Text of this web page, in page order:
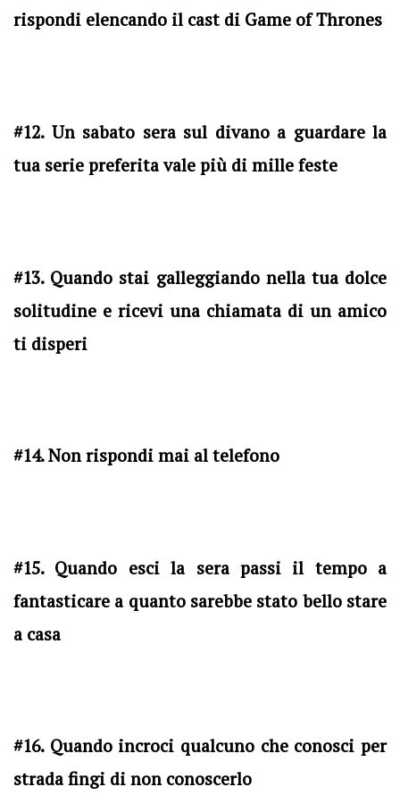
rispondi elencando il cast di Game of Thrones
#12. Un sabato sera sul divano a guardare la
tua serie preferita vale più di mille feste
#13. Quando stai galleggiando nella tua dolce
solitudine e ricevi una chiamata di un amico
ti disperi
#14. Non rispondi mai al telefono
#15. Quando esci la sera passi il tempo a
fantasticare a quanto sarebbe stato bello stare
a casa
#16. Quando incroci qualcuno che conosci per
strada fingi di non conoscerlo